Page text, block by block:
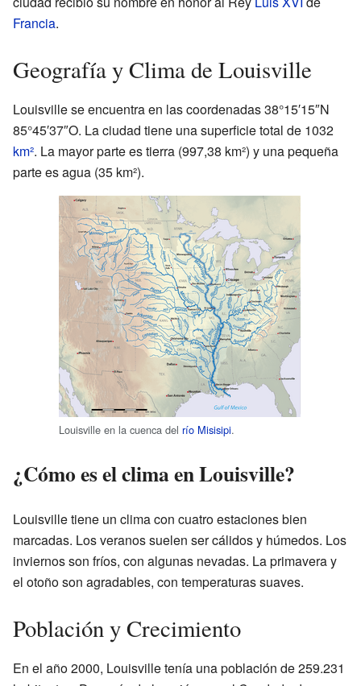
Francia.
Geografía y Clima de Louisville
Louisville se encuentra en las coordenadas 38°15′15″N
85°45′37″O. La ciudad tiene una superficie total de 1032
km². La mayor parte es tierra (997,38 km²) y una pequeña
parte es agua (35 km²).
Louisville en la cuenca del río Misisipi.
¿Cómo es el clima en Louisville?
Louisville tiene un clima con cuatro estaciones bien
marcadas. Los veranos suelen ser cálidos y húmedos. Los
inviernos son fríos, con algunas nevadas. La primavera y
el otoño son agradables, con temperaturas suaves.
Población y Crecimiento
En el año 2000, Louisville tenía una población de 259.231